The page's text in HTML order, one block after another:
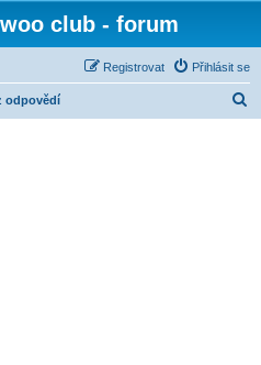
club - forum
Přihlásit se
Registrovat
odpovědí